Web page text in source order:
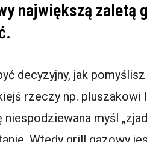
największą zaletą
decyzyjny, jak
rzeczy np.
myśl